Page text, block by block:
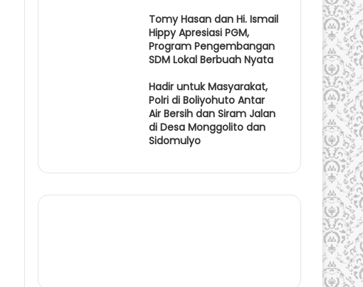
Tomy Hasan dan Hi. Ismail
Hippy Apresiasi PGM,
Program Pengembangan
SDM Lokal Berbuah Nyata
Hadir untuk Masyarakat,
Polri di Boliyohuto Antar
Air Bersih dan Siram Jalan
di Desa Monggolito dan
Sidomulyo